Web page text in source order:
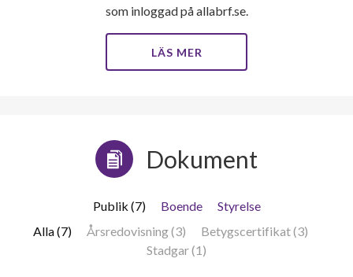
som inloggad på allabrf.se.
LÄS MER
Dokument
Publik (7) Boende
Styrelse
Alla (7)
Årsredovisning (3)
Betygscertifikat (3)
Stadgar (1)